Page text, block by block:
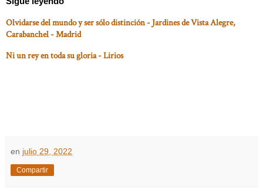
Olvidarse del mundo y ser sólo distinción - Jardines de Vista Alegre,
Carabanchel - Madrid
Ni un rey en toda su gloria - Lirios
en julio 29, 2022
Compartir